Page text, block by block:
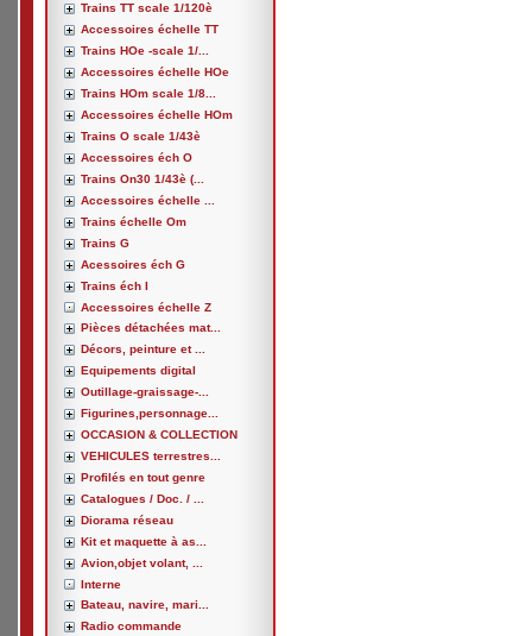
Trains TT scale 1/120è
Accessoires échelle TT
Trains HOe -scale 1/...
Accessoires échelle HOe
Trains HOm scale 1/8...
Accessoires échelle HOm
Trains O scale 1/43è
Accessoires éch O
Trains On30 1/43è (...
Accessoires échelle ...
Trains échelle Om
Trains G
Acessoires éch G
Trains éch I
Accessoires échelle Z
Pièces détachées mat...
Décors, peinture et ...
Equipements digital
Outillage-graissage-...
Figurines,personnage...
OCCASION & COLLECTION
VEHICULES terrestres...
Profilés en tout genre
Catalogues / Doc. / ...
Diorama réseau
Kit et maquette à as...
Avion,objet volant, ...
Interne
Bateau, navire, mari...
Radio commande